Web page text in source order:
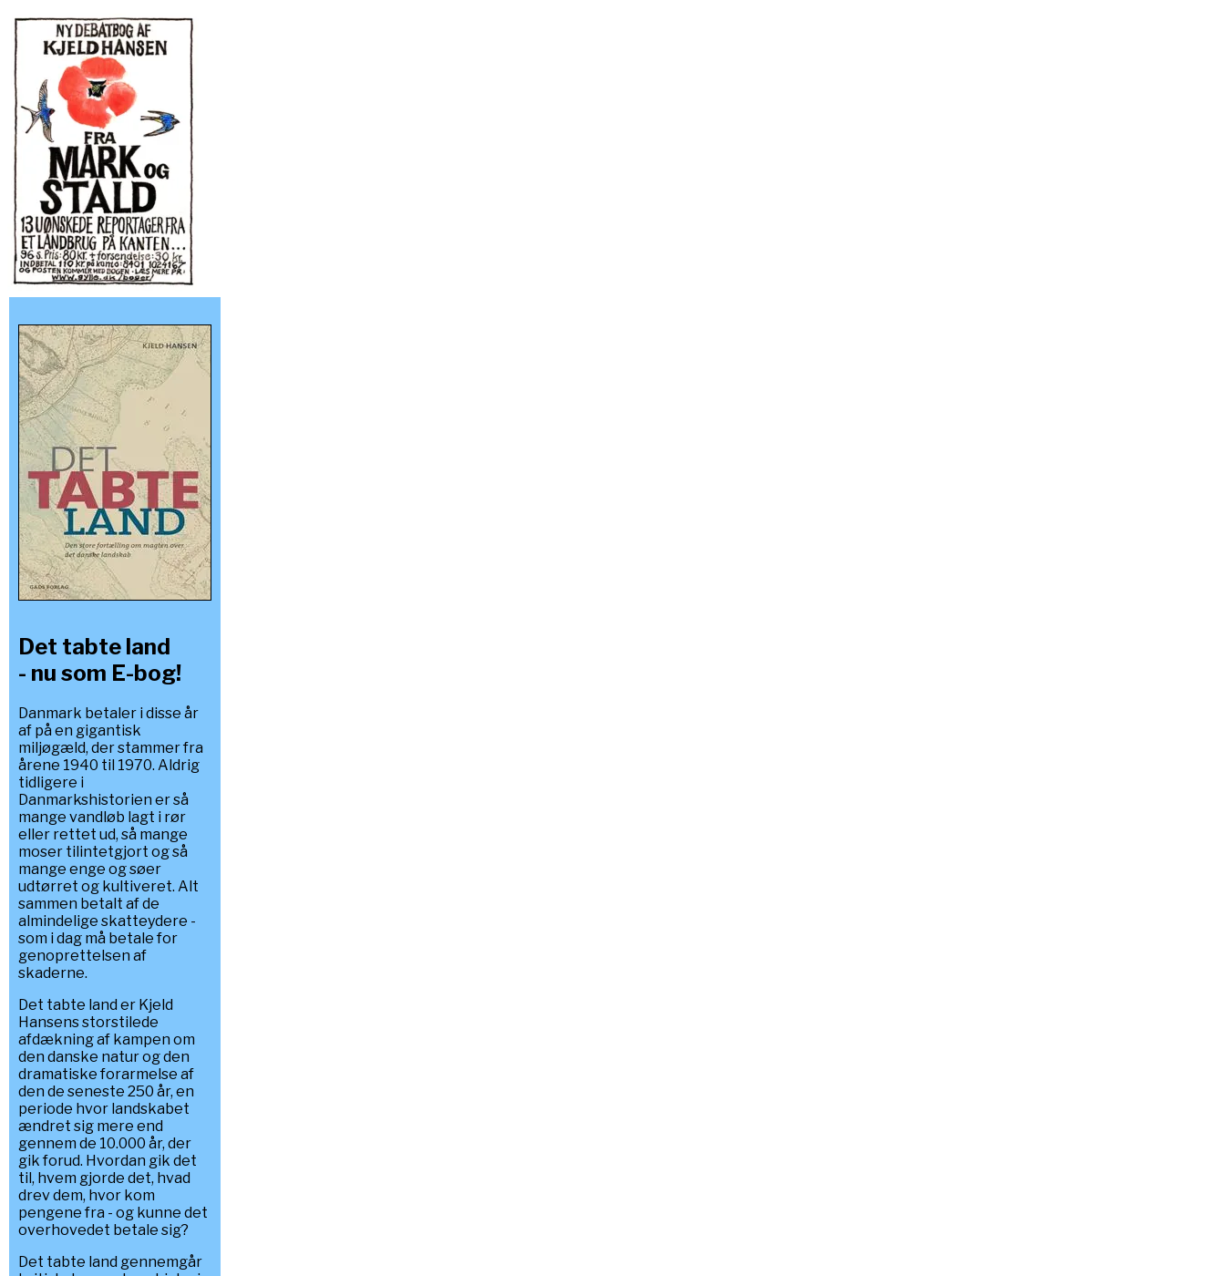
Det tabte land
- nu som E-bog!
Danmark betaler i disse år
af på en gigantisk
miljøgæld, der stammer fra
årene 1940 til 1970. Aldrig
tidligere i
Danmarkshistorien er så
mange vandløb lagt i rør
eller rettet ud, så mange
moser tilintetgjort og så
mange enge og søer
udtørret og kultiveret. Alt
sammen betalt af de
almindelige skatteydere -
som i dag må betale for
genoprettelsen af
skaderne.
Det tabte land er Kjeld
Hansens storstilede
afdækning af kampen om
den danske natur og den
dramatiske forarmelse af
den de seneste 250 år, en
periode hvor landskabet
ændret sig mere end
gennem de 10.000 år, der
gik forud. Hvordan gik det
til, hvem gjorde det, hvad
drev dem, hvor kom
pengene fra - og kunne det
overhovedet betale sig?
Det tabte land gennemgår